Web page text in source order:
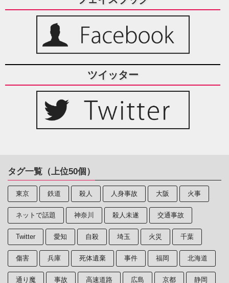
ツイッター
タグ一覧（上位50個）
東京 鉄道 殺人 人身事故 大阪 火事
ネットで話題 神奈川 殺人未遂 交通事故
Twitter 愛知 自殺 埼玉 火災 千葉
傷害 兵庫 死体遺棄 事件 福岡 北海道
通り魔 事故 高速道路 広島 京都 静岡